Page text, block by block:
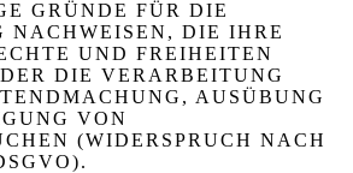
GRÜNDE FÜR DIE
NACHWEISEN, DIE IHRE
UND FREIHEITEN
DIE VERARBEITUNG
AUSÜBUNG
VON
(WIDERSPRUCH NACH